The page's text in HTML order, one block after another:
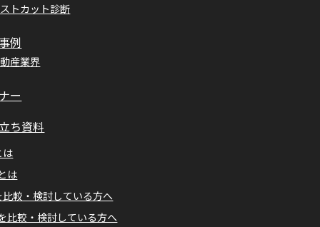
トカット診断
例
産業界
ー
ち資料
は
は
比較・検討している方へ
比較・検討している方へ